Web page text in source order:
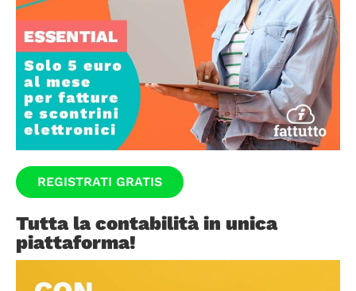
REGISTRATI GRATIS
Tutta la contabilità in unica
piattaforma!